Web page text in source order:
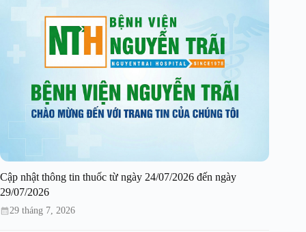
Cập nhật thông tin thuốc từ ngày 24/07/2026 đến ngày
29/07/2026
29 tháng 7, 2026